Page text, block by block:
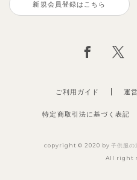
新規会員登録はこちら
ご利用ガイド 運
特定商取引法に基づく表記
copyright © 2020 by子供服
All right